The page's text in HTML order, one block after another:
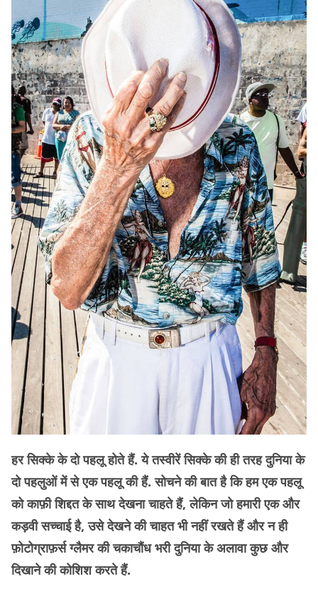
हर सिक्के के दो पहलू होते हैं. ये तस्वीरें सिक्के की ही तरह दुनिया के
दो पहलुओं में से एक पहलू की हैं. सोचने की बात है कि हम एक पहलू
को काफ़ी शिद्दत के साथ देखना चाहते हैं, लेकिन जो हमारी एक और
कड़वी सच्चाई है, उसे देखने की चाहत भी नहीं रखते हैं और न ही
फ़ोटोग्राफ़र्स ग्लैमर की चकाचौंध भरी दुनिया के अलावा कुछ और
दिखाने की कोशिश करते हैं.